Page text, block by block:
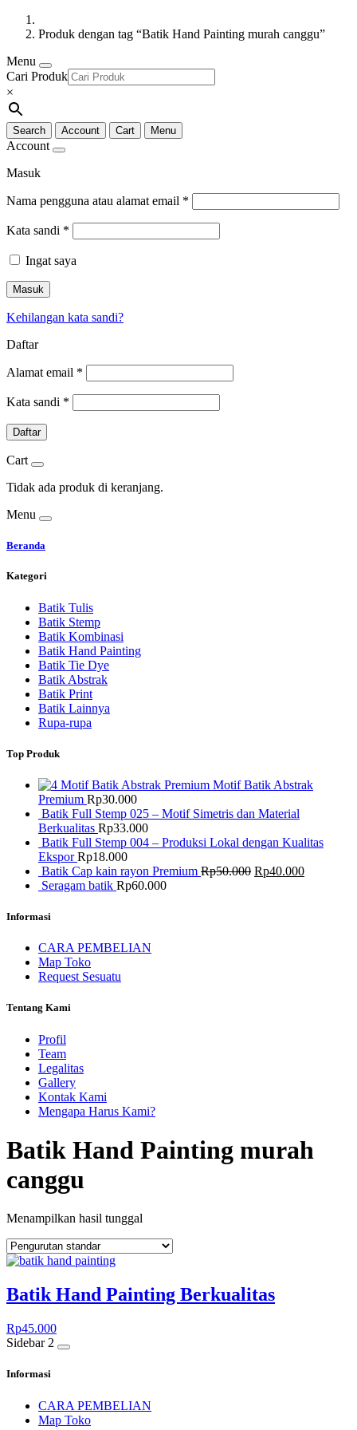
Produk dengan tag “Batik Hand Painting murah canggu”
Menu
Cari Produk
×
Search Account Cart Menu
Account
Masuk
Nama pengguna atau alamat email *
Kata sandi *
Ingat saya
Masuk
Kehilangan kata sandi?
Daftar
Alamat email *
Kata sandi *
Daftar
Cart
Tidak ada produk di keranjang.
Menu
Beranda
Kategori
Batik Tulis
Batik Stemp
Batik Kombinasi
Batik Hand Painting
Batik Tie Dye
Batik Abstrak
Batik Print
Batik Lainnya
Rupa-rupa
Top Produk
Motif Batik Abstrak
Premium Rp30.000
Batik Full Stemp 025 – Motif Simetris dan Material
Berkualitas Rp33.000
Batik Full Stemp 004 – Produksi Lokal dengan Kualitas
Ekspor Rp18.000
Batik Cap kain rayon Premium Rp50.000 Harga
Rp40.000Harga
Seragam batik Rp60.000
Informasi
CARA PEMBELIAN
Map Toko
Request Sesuatu
Tentang Kami
Profil
Team
Legalitas
Gallery
Kontak Kami
Mengapa Harus Kami?
Batik Hand Painting murah
canggu
Menampilkan hasil tunggal
Batik Hand Painting Berkualitas
Rp45.000
Sidebar 2
Informasi
CARA PEMBELIAN
Map Toko